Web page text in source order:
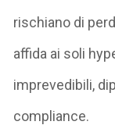
rischiano di
affida ai soli
imprevedibili,
compliance.